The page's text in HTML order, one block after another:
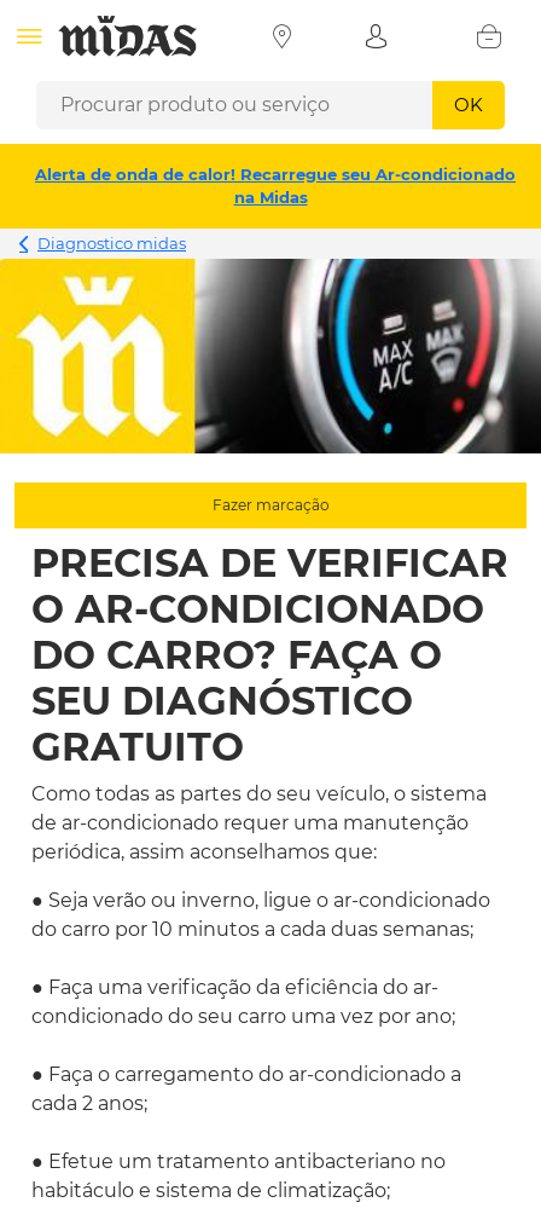
OK
Alerta de onda de calor! Recarregue seu Ar-condicionado
na Midas
Diagnostico midas
PRECISA DE VERIFICAR
O AR-CONDICIONADO
DO CARRO? FAÇA O
SEU DIAGNÓSTICO
GRATUITO
Como todas as partes do seu veículo, o sistema
de ar-condicionado requer uma manutenção
periódica, assim aconselhamos que:
● Seja verão ou inverno, ligue o ar-condicionado
do carro por 10 minutos a cada duas semanas;
● Faça uma verificação da eficiência do ar-
condicionado do seu carro uma vez por ano;
● Faça o carregamento do ar-condicionado a
cada 2 anos;
● Efetue um tratamento antibacteriano no
habitáculo e sistema de climatização;
Fazer marcação